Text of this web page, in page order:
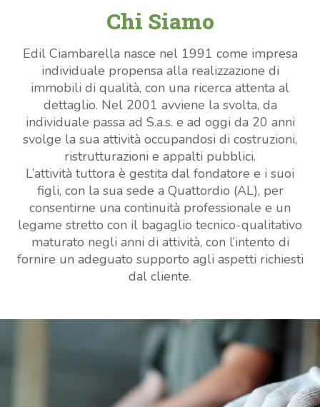
Chi Siamo
Edil Ciambarella nasce nel 1991 come impresa
individuale propensa alla realizzazione di
immobili di qualità, con una ricerca attenta al
dettaglio. Nel 2001 avviene la svolta, da
individuale passa ad S.a.s. e ad oggi da 20 anni
svolge la sua attività occupandosi di costruzioni,
ristrutturazioni e appalti pubblici.
L’attività tuttora è gestita dal fondatore e i suoi
figli, con la sua sede a Quattordio (AL), per
consentirne una continuità professionale e un
legame stretto con il bagaglio tecnico-qualitativo
maturato negli anni di attività, con l’intento di
fornire un adeguato supporto agli aspetti richiesti
dal cliente.